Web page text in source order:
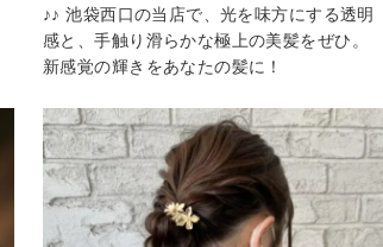
♪♪ 池袋西口の当店で、光を味方にする透明
感と、手触り滑らかな極上の美髪をぜひ。
新感覚の輝きをあなたの髪に！